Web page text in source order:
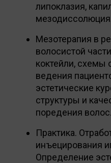
липоклазия,
Мезотерапия в
волосистой
коктейли, схемы
ведения
эстетические
структуры и
поредения волос.
Практика.
инъецирования
Определение